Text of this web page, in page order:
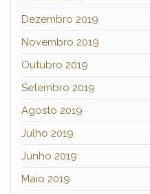
Dezembro 2019
Novembro 2019
Outubro 2019
Setembro 2019
Agosto 2019
Julho 2019
Junho 2019
Maio 2019